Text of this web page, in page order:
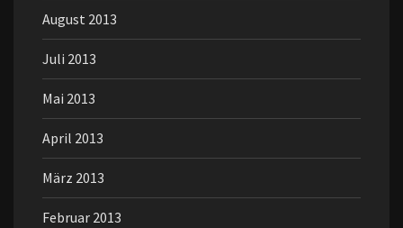
August 2013
Juli 2013
Mai 2013
April 2013
März 2013
Februar 2013